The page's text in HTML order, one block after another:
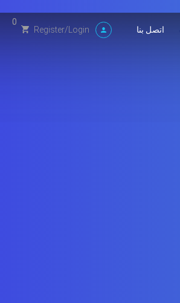
اتصل بنا Register/Login
0